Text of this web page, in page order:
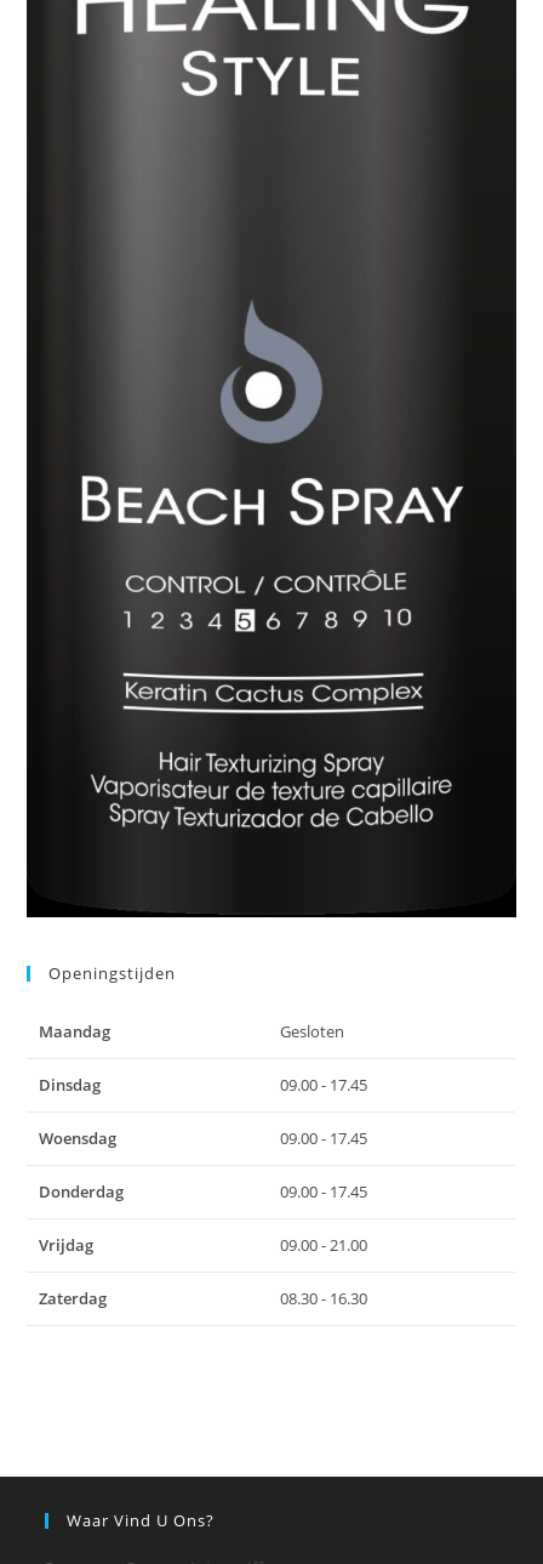
Openingstijden
Maandag Gesloten
Dinsdag 09.00 - 17.45
Woensdag 09.00 - 17.45
Donderdag 09.00 - 17.45
Vrijdag 09.00 - 21.00
Zaterdag 08.30 - 16.30
Waar Vind U Ons?